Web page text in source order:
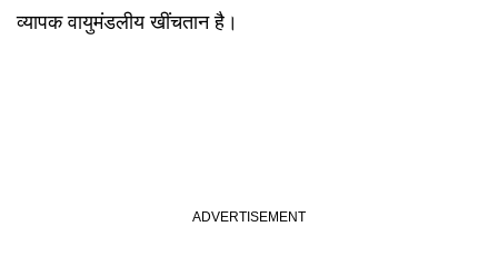
व्यापक वायुमंडलीय खींचतान है।